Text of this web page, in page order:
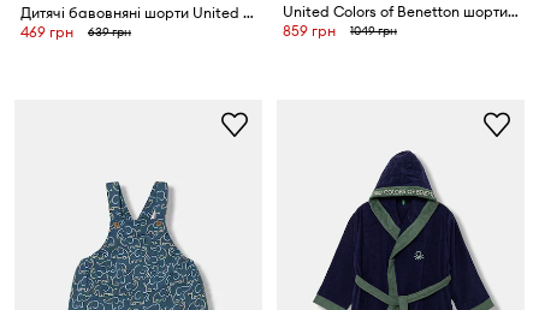
Дитячі бавовняні шорти United Colors of Benetton
469 грн
639 грн
United Colors of Benetton шорти для купання дитячі
859 грн
1049 грн